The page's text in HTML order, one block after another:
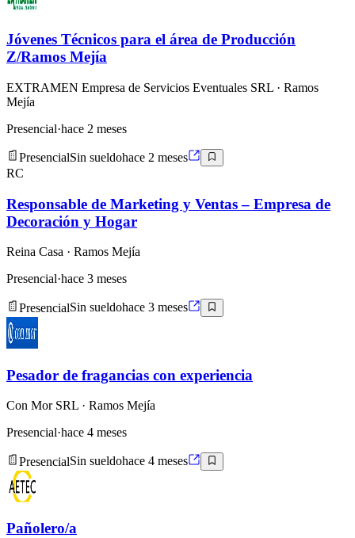
Jóvenes Técnicos para el área de Producción
Z/Ramos Mejía
EXTRAMEN Empresa de Servicios Eventuales SRL · Ramos
Mejía
Presencial·hace 2 meses
PresencialSin sueldohace 2 meses
RC
Responsable de Marketing y Ventas – Empresa de
Decoración y Hogar
Reina Casa · Ramos Mejía
Presencial·hace 3 meses
PresencialSin sueldohace 3 meses
Pesador de fragancias con experiencia
Con Mor SRL · Ramos Mejía
Presencial·hace 4 meses
PresencialSin sueldohace 4 meses
Pañolero/a